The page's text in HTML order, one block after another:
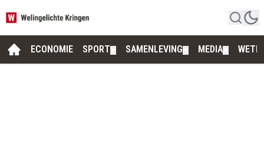
ECONOMIE SPORT SAMENLEVING MEDIA